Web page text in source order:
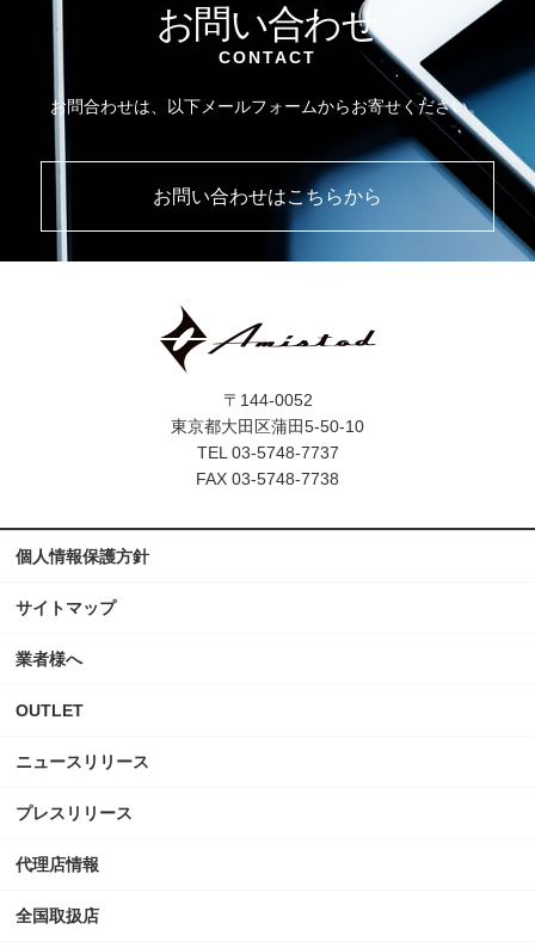
お問い合わせ
CONTACT
お問合わせは、以下メールフォームからお寄せください。
お問い合わせはこちらから
〒144-0052
東京都大田区蒲田5-50-10
TEL 03-5748-7737
FAX 03-5748-7738
ニュースリリース
プレスリリース
代理店情報
全国取扱店
個人情報保護方針
サイトマップ
業者様へ
OUTLET